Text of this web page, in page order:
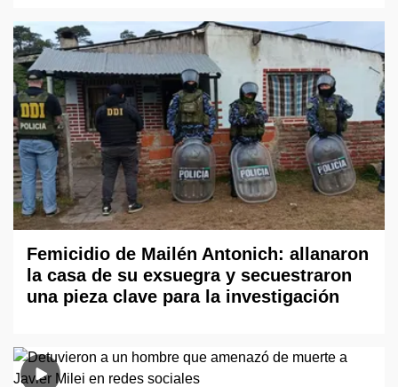
Femicidio de Mailén Antonich: allanaron
la casa de su exsuegra y secuestraron
una pieza clave para la investigación